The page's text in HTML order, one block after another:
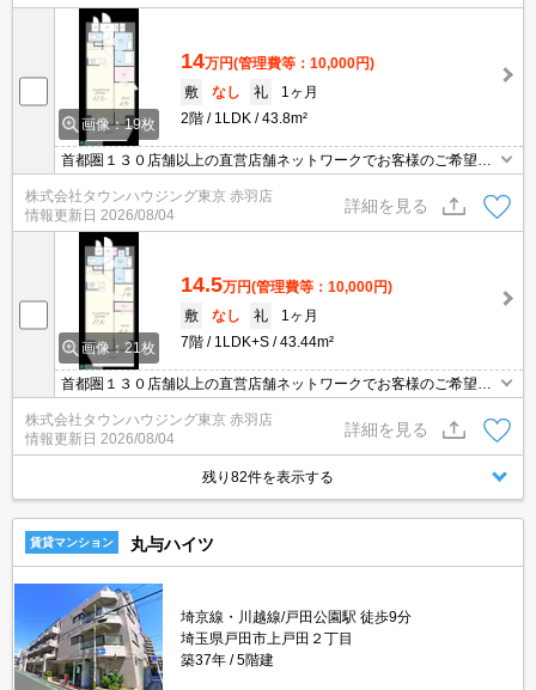
画像：19枚
14万円(管理費等：10,000円)
敷
なし 礼
1ヶ月
2階
1LDK 43.8m²
首都圏１３０店舗以上の直営店舗ネットワークでお客様のご希望に
合ったお部屋をお探しさせて頂きます☆賃貸市場に出ている情報を
まとめてご紹介☆何でもご相談下さい♪
株式会社タウンハウジング東京 赤羽店
情報更新日 2026/08/04
詳細を見る
画像：21枚
14.5万円(管理費等：10,000円)
敷
なし 礼
1ヶ月
7階
1LDK+S 43.44m²
首都圏１３０店舗以上の直営店舗ネットワークでお客様のご希望に
合ったお部屋をお探しさせて頂きます☆賃貸市場に出ている情報を
まとめてご紹介☆何でもご相談下さい♪
株式会社タウンハウジング東京 赤羽店
情報更新日 2026/08/04
詳細を見る
残り82件を表示する
賃貸マンション 丸与ハイツ
埼京線・川越線/戸田公園駅 徒歩9分
埼玉県戸田市上戸田２丁目
築37年
5階建